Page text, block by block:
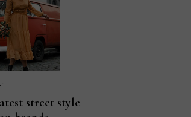
street style